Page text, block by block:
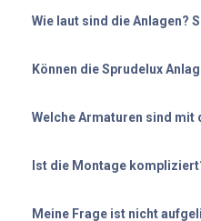
Wie laut sind die Anlagen?
Können die Sprudelux
Welche Armaturen sind mit